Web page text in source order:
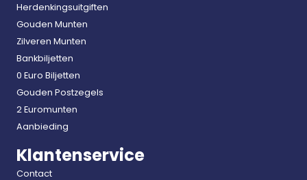
Herdenkingsuitgiften
Gouden Munten
Zilveren Munten
Bankbiljetten
0 Euro Biljetten
Gouden Postzegels
2 Euromunten
Aanbieding
Klantenservice
Contact